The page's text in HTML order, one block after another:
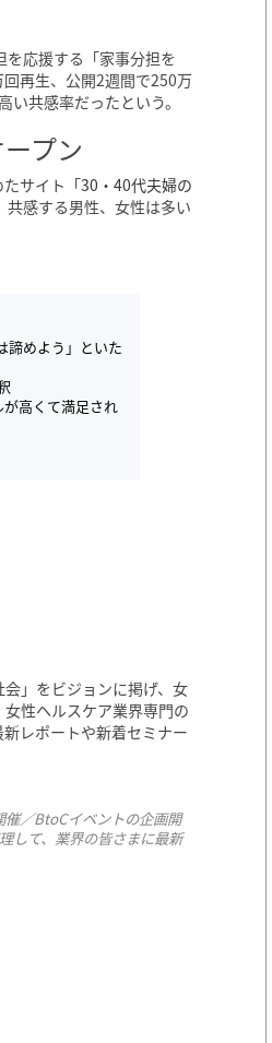
を応援する「家事分担を
再生、公開2週間で250万
共感率だったという。
プン
サイト「30・40代夫婦の
感する男性、女性は多い
諦めよう」といた
高くて満足され
」をビジョンに掲げ、女
性ヘルスケア業界専門の
レポートや新着セミナー
催／BtoCイベントの企画開
して、業界の皆さまに最新